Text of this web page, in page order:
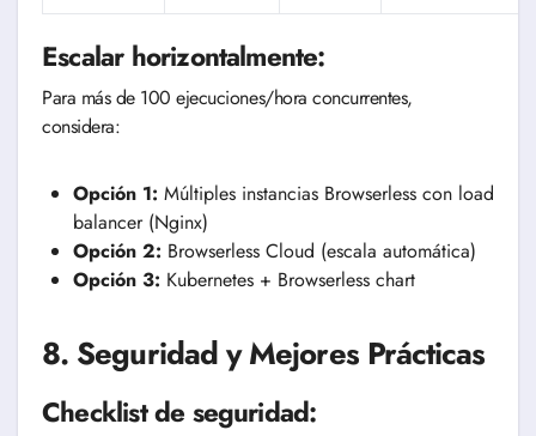
Escalar horizontalmente:
Para más de 100 ejecuciones/hora concurrentes,
considera:
Opción 1: Múltiples instancias Browserless con load
balancer (Nginx)
Opción 2: Browserless Cloud (escala automática)
Opción 3: Kubernetes + Browserless chart
8. Seguridad y Mejores Prácticas
Checklist de seguridad: